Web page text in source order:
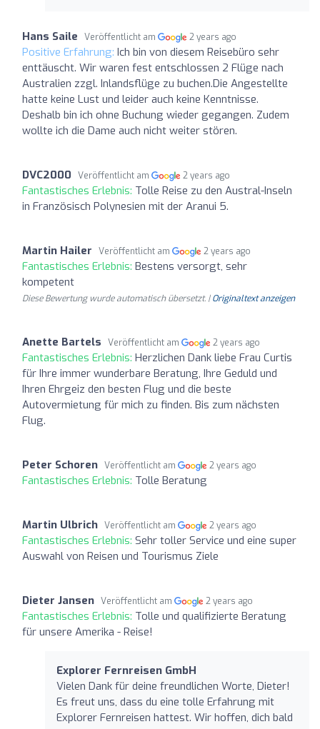
Hans Saile Veröffentlicht am 2 years ago
Positive Erfahrung: Ich bin von diesem Reisebüro sehr
enttäuscht. Wir waren fest entschlossen 2 Flüge nach
Australien zzgl. Inlandsflüge zu buchen.Die Angestellte
hatte keine Lust und leider auch keine Kenntnisse.
Deshalb bin ich ohne Buchung wieder gegangen. Zudem
wollte ich die Dame auch nicht weiter stören.
DVC2000 Veröffentlicht am 2 years ago
Fantastisches Erlebnis: Tolle Reise zu den Austral-Inseln
in Französisch Polynesien mit der Aranui 5.
Martin Hailer Veröffentlicht am 2 years ago
Fantastisches Erlebnis: Bestens versorgt, sehr
kompetent
Diese Bewertung wurde automatisch übersetzt. |Originaltext anzeigen
Anette Bartels Veröffentlicht am 2 years ago
Fantastisches Erlebnis: Herzlichen Dank liebe Frau Curtis
für Ihre immer wunderbare Beratung, Ihre Geduld und
Ihren Ehrgeiz den besten Flug und die beste
Autovermietung für mich zu finden. Bis zum nächsten
Flug.
Peter Schoren Veröffentlicht am 2 years ago
Fantastisches Erlebnis: Tolle Beratung
Martin Ulbrich Veröffentlicht am 2 years ago
Fantastisches Erlebnis: Sehr toller Service und eine super
Auswahl von Reisen und Tourismus Ziele
Dieter Jansen Veröffentlicht am 2 years ago
Fantastisches Erlebnis: Tolle und qualifizierte Beratung
für unsere Amerika - Reise!
Explorer Fernreisen GmbH
Vielen Dank für deine freundlichen Worte, Dieter!
Es freut uns, dass du eine tolle Erfahrung mit
Explorer Fernreisen hattest. Wir hoffen, dich bald